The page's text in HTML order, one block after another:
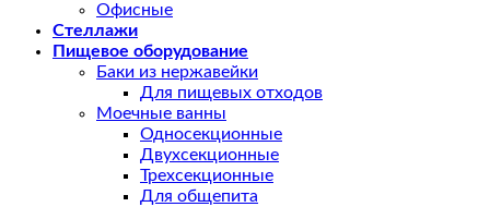
Офисные
Стеллажи
Пищевое оборудование
Баки из нержавейки
Для пищевых отходов
Моечные ванны
Односекционные
Двухсекционные
Трехсекционные
Для общепита